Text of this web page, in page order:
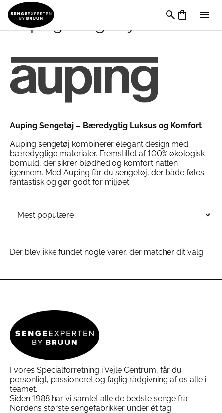
Auping Sengetøj
Auping Sengetøj – Bæredygtig Luksus og Komfort
Auping sengetøj kombinerer elegant design med
bæredygtige materialer. Fremstillet af 100% økologisk
bomuld, der sikrer blødhed og komfort natten
igennem. Med Auping får du sengetøj, der både føles
fantastisk og gør godt for miljøet.
Der blev ikke fundet nogle varer, der matcher dit valg.
I vores Specialforretning i Vejle Centrum, får du
personligt, passioneret og faglig rådgivning af os alle i
teamet.
Siden 1988 har vi samlet alle de bedste senge fra
Nordens største sengefabrikker under ét tag.